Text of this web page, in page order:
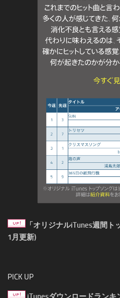
「オリジナルiTunes週間
1月更新)
PICK UP